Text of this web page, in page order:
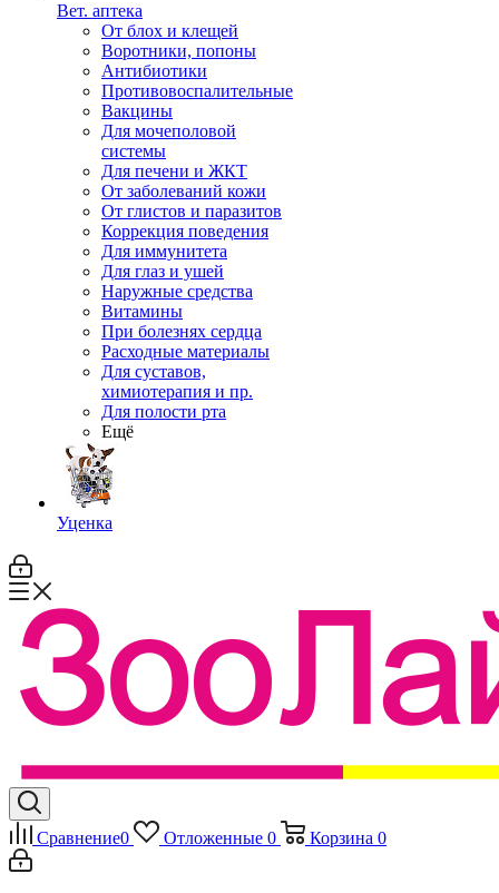
Вет. аптека
От блох и клещей
Воротники, попоны
Антибиотики
Противовоспалительные
Вакцины
Для мочеполовой
системы
Для печени и ЖКТ
От заболеваний кожи
От глистов и паразитов
Коррекция поведения
Для иммунитета
Для глаз и ушей
Наружные средства
Витамины
При болезнях сердца
Расходные материалы
Для суставов,
химиотерапия и пр.
Для полости рта
Ещё
Уценка
Сравнение0 Отложенные 0 Корзина 0